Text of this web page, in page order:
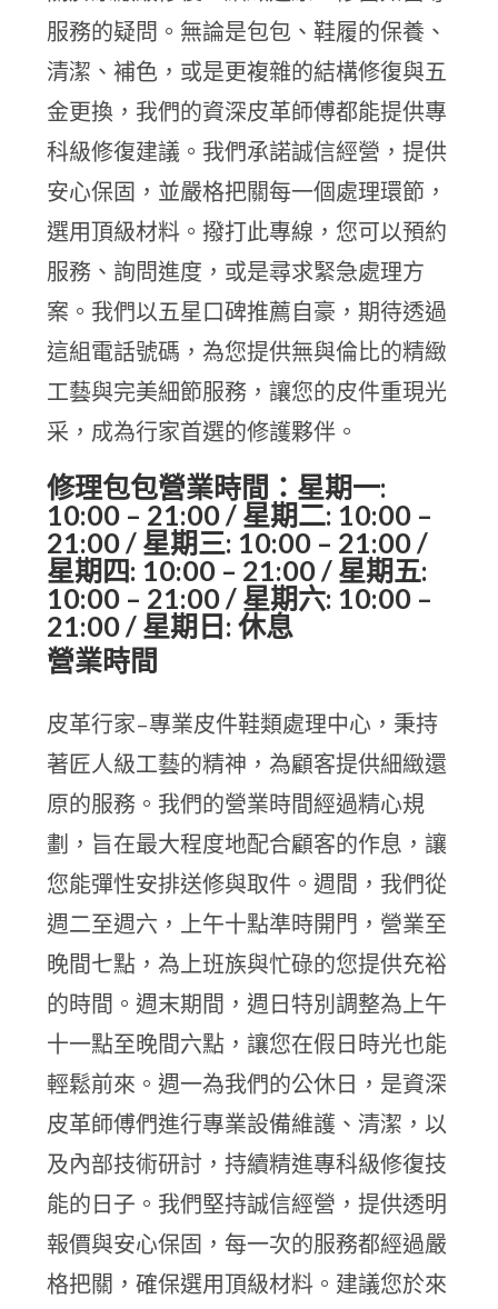
服務的疑問。無論是包包、鞋履的保養、
清潔、補色，或是更複雜的結構修復與五
金更換，我們的資深皮革師傅都能提供專
科級修復建議。我們承諾誠信經營，提供
安心保固，並嚴格把關每一個處理環節，
選用頂級材料。撥打此專線，您可以預約
服務、詢問進度，或是尋求緊急處理方
案。我們以五星口碑推薦自豪，期待透過
這組電話號碼，為您提供無與倫比的精緻
工藝與完美細節服務，讓您的皮件重現光
采，成為行家首選的修護夥伴。
修理包包營業時間：星期一:
10:00 – 21:00 / 星期二: 10:00 –
21:00 / 星期三: 10:00 – 21:00 /
星期四: 10:00 – 21:00 / 星期五:
10:00 – 21:00 / 星期六: 10:00 –
21:00 / 星期日: 休息
營業時間
皮革行家–專業皮件鞋類處理中心，秉持
著匠人級工藝的精神，為顧客提供細緻還
原的服務。我們的營業時間經過精心規
劃，旨在最大程度地配合顧客的作息，讓
您能彈性安排送修與取件。週間，我們從
週二至週六，上午十點準時開門，營業至
晚間七點，為上班族與忙碌的您提供充裕
的時間。週末期間，週日特別調整為上午
十一點至晚間六點，讓您在假日時光也能
輕鬆前來。週一為我們的公休日，是資深
皮革師傅們進行專業設備維護、清潔，以
及內部技術研討，持續精進專科級修復技
能的日子。我們堅持誠信經營，提供透明
報價與安心保固，每一次的服務都經過嚴
格把關，確保選用頂級材料。建議您於來